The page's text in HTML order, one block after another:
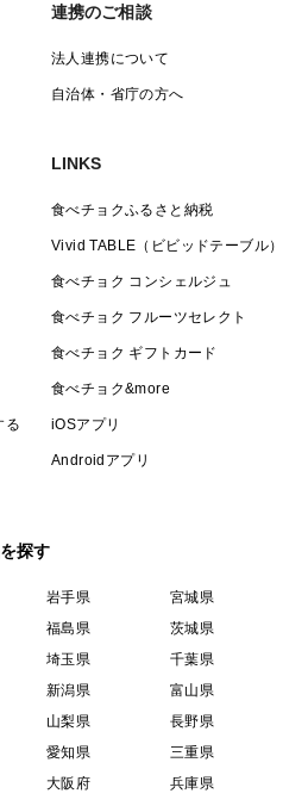
連携のご相談
法人連携について
自治体・省庁の方へ
る
LINKS
食べチョクふるさと納税
Vivid TABLE（ビビッドテーブル）
食べチョク コンシェルジュ
食べチョク フルーツセレクト
食べチョク ギフトカード
食べチョク&more
iOSアプリ
Androidアプリ
探す
岩手県
宮城県
福島県
茨城県
埼玉県
千葉県
新潟県
富山県
山梨県
長野県
愛知県
三重県
大阪府
兵庫県